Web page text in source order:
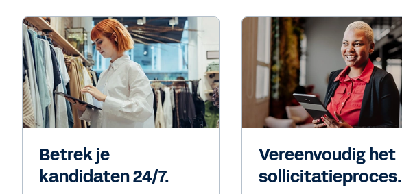
Betrek je
kandidaten 24/7.
Vereenvoudig het
sollicitatieproces.